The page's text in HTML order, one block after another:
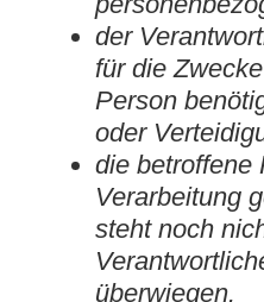
der
für die
Person
oder
die betroffene
Verarbeitung
steht noch
überwiegen.